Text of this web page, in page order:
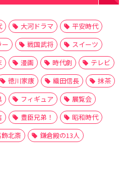
大河ドラマ
平安時代
ー 戦国武将
スイーツ
漫画 時代劇
テレビ
徳川家康 織田信長
抹茶
フィギュア
展覧会
豊臣兄弟！
昭和時代
北斎 鎌倉殿の13人